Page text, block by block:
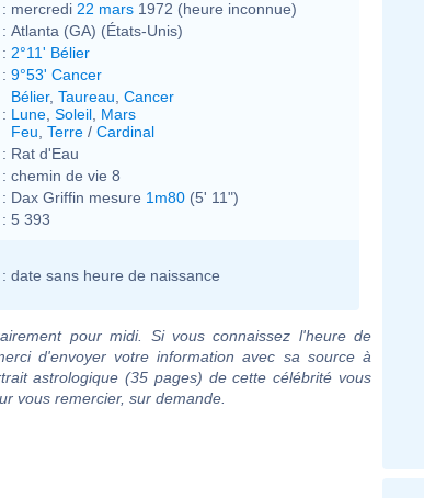
mercredi 22 mars 1972 (heure inconnue)
Atlanta (GA) (États-Unis)
2°11' Bélier
9°53' Cancer
:
Bélier, Taureau Cancer
Lune Soleil Mars
Feu Terre / Cardinal
: Rat d'Eau
: chemin de vie 8
Dax Griffin mesure 1m80 (5' 11")
: 5 393
date sans heure de naissance
pour midi. Si vous connaissez l'heure de
d'envoyer votre information avec sa source à
astrologique (35 pages) de cette célébrité vous
vous remercier, sur demande.